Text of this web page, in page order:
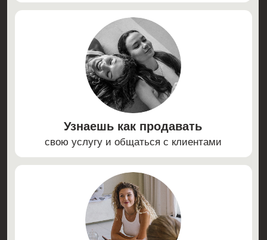
Доступ к 7 модулям (0.1–2; 4–6)
Удобная платформа для обучения
Конспекты к урокам
Однократная обратная связь на
Длительность обучения: 6 недель
Доступ к урокам в записи от спикера
«Создание уникальной визуальной
концепции»
Доступ к курсу: 3 месяца
4 онлайн урока с Аней с ответами на
ваши вопросы
Поддержка и домашние задания
с проверкой от куратора